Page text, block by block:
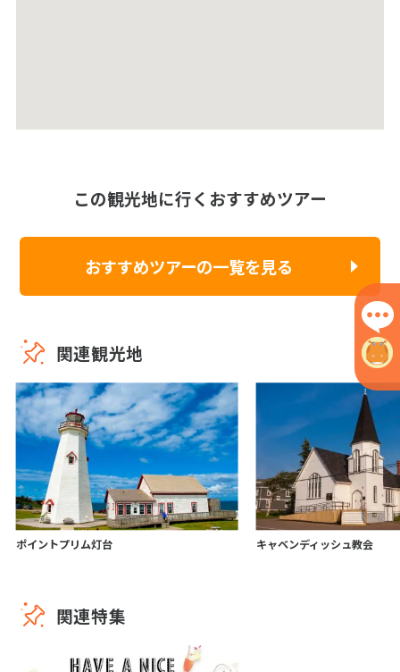
この観光地に行くおすすめツアー
おすすめツアーの一覧を見る
関連観光地
ポイントプリム灯台 キャベンディッシュ教会
関連特集